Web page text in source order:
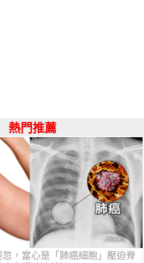
熱門推薦
忽，當心是「肺癌細胞」壓迫脊